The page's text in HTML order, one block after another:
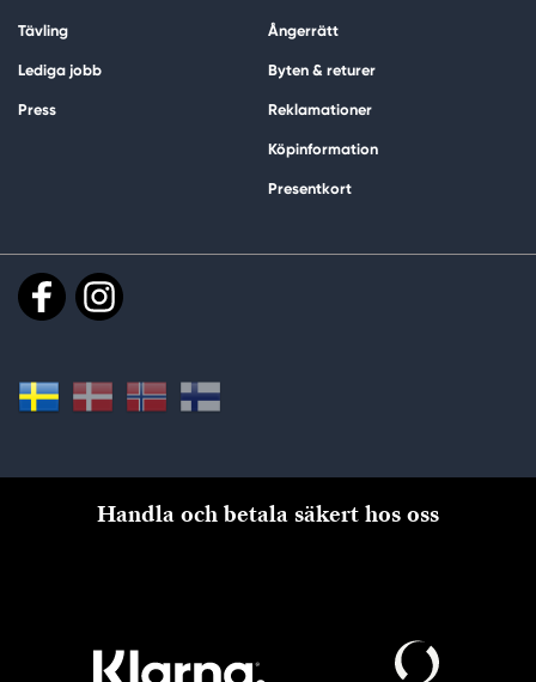
Tävling
Lediga jobb
Press
Ångerrätt
Byten & returer
Reklamationer
Köpinformation
Presentkort
Handla och betala säkert hos oss